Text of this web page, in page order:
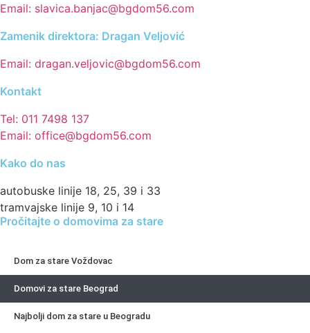
Email: slavica.banjac@bgdom56.com
Zamenik direktora: Dragan Veljović
Email: dragan.veljovic@bgdom56.com
Kontakt
Tel: 011 7498 137
Email: office@bgdom56.com
Kako do nas
autobuske linije 18, 25, 39 i 33
tramvajske linije 9, 10 i 14
Pročitajte o domovima za stare
Dom za stare Voždovac
Domovi za stare Beograd
Najbolji dom za stare u Beogradu